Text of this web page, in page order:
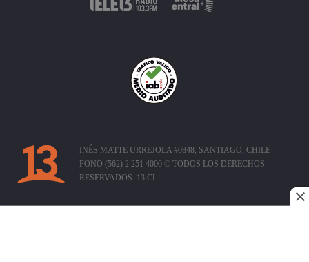
INÉS MATTE URREJOLA #0848, SANTIAGO, CHILE
FONO (562) 2 251 4000 © TODOS LOS DERECHOS
RESERVADOS. 13.CL